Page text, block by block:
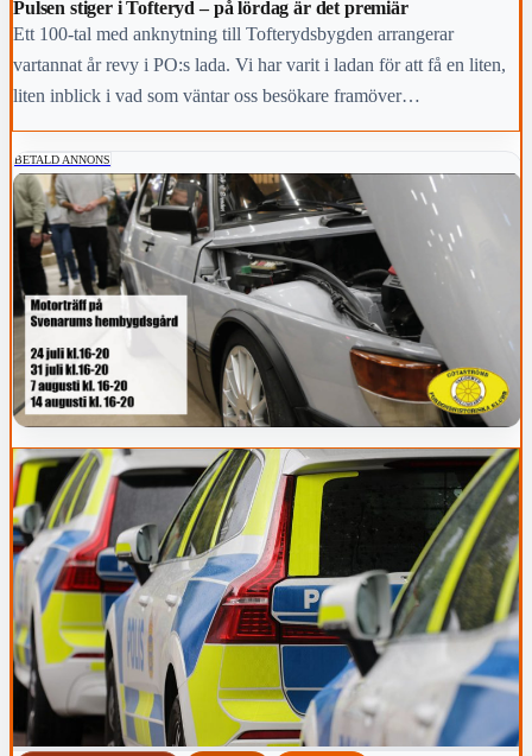
Pulsen stiger i Tofteryd – på lördag är det premiär
Ett 100-tal med anknytning till Tofterydsbygden arrangerar
vartannat år revy i PO:s lada. Vi har varit i ladan för att få en liten,
liten inblick i vad som väntar oss besökare framöver…
BETALD ANNONS